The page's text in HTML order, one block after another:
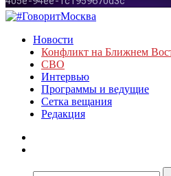
Новости
Конфликт на Ближнем
СВО
Интервью
Программы и ведущие
Сетка вещания
Редакция